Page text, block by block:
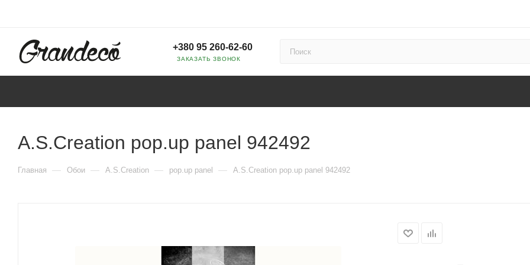
+380 95 260-62-60
ЗАКАЗАТЬ ЗВОНОК
A.S.Creation pop.up panel 942492
Главная — Обои — A.S.Creation — pop.up panel — A.S.Creation pop.up panel 942492